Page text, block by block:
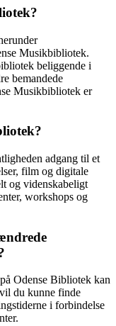
Musikbibliotek.
beliggende i
bemandede
Musikbibliotek er
adgang til et
film og digitale
og videnskabeligt
workshops og
Odense Bibliotek kan
du kunne finde
i forbindelse